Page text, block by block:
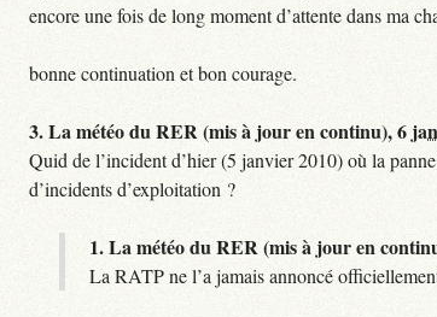
encore une fois de long moment d’attente dans ma
bonne continuation et bon courage.
3.La météo du RER (mis à jour en continu),6
Quid de l’incident d’hier (5 janvier 2010) où la
d’incidents d’exploitation ?
1.La météo du RER (mis à jour en
La RATP ne l’a jamais annoncé